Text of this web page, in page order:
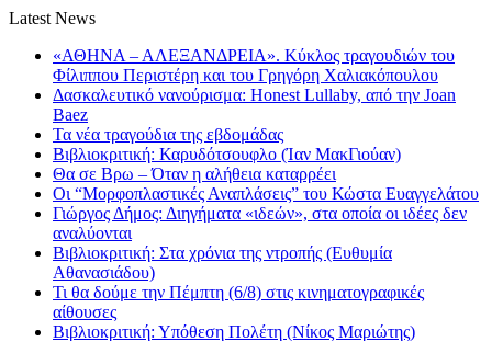
Latest News
«ΑΘΗΝΑ – ΑΛΕΞΑΝΔΡΕΙΑ». Κύκλος τραγουδιών του
Φίλιππου Περιστέρη και του Γρηγόρη Χαλιακόπουλου
Δασκαλευτικό νανούρισμα: Honest Lullaby, από την Joan
Baez
Τα νέα τραγούδια της εβδομάδας
Βιβλιοκριτική: Καρυδότσουφλο (Ίαν ΜακΓιούαν)
Θα σε Βρω – Όταν η αλήθεια καταρρέει
Οι “Μορφοπλαστικές Αναπλάσεις” του Κώστα Ευαγγελάτου
Γιώργος Δήμος: Διηγήματα «ιδεών», στα οποία οι ιδέες δεν
αναλύονται
Βιβλιοκριτική: Στα χρόνια της ντροπής (Ευθυμία
Αθανασιάδου)
Τι θα δούμε την Πέμπτη (6/8) στις κινηματογραφικές
αίθουσες
Βιβλιοκριτική: Υπόθεση Πολέτη (Νίκος Μαριώτης)